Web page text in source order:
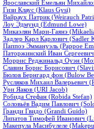
Ярославский Емельян
Гизи Клаус (Klaus Gysi)
Вайраух Патрик (Weirauch
Лоу Эдмунд (Edmund Lowe)
Микаэлян Мари-Гаянэ
Задлер Карл Карлович (Sadler
Паппоэ Эммануэль (Pappoe
Паторжинский Иван
Моррис Реджинальд Оуэн
Славин Борис Борисович
Бюлов Бернгард фон (Bulow
Русляков Михаил Валерьевич
Ури Яаков (URI Jacob)
Робида Стефан (Robida Stefan)
Соловьёв Вадим Павлович
Гранди Гвидо (Grandi Guido)
Липатов Тимофей Иванович
Макепула Масибулеле